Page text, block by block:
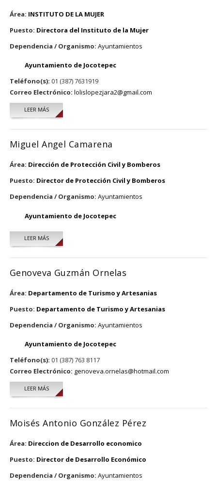
Área: INSTITUTO DE LA MUJER
Puesto: Directora del Instituto de la Mujer
Dependencia / Organismo: Ayuntamientos
Ayuntamiento de Jocotepec
Teléfono(s): 01 (387) 7631919
Correo Electrónico: lolislopezjara2@gmail.com
LEER MÁSSOBRE MARÍA DOLORES LÓPEZ JARA
Miguel Angel Camarena
Área: Dirección de Protección Civil y Bomberos
Puesto: Director de Protección Civil y Bomberos
Dependencia / Organismo: Ayuntamientos
Ayuntamiento de Jocotepec
LEER MÁSSOBRE MIGUEL ANGEL CAMARENA
Genoveva Guzmán Ornelas
Área: Departamento de Turismo y Artesanias
Puesto: Departamento de Turismo y Artesanias
Dependencia / Organismo: Ayuntamientos
Ayuntamiento de Jocotepec
Teléfono(s): 01 (387) 763 8117
Correo Electrónico: genoveva.ornelas@hotmail.com
LEER MÁSSOBRE GENOVEVA GUZMÁN ORNELAS
Moisés Antonio González Pérez
Área: Direccion de Desarrollo economico
Puesto: Director de Desarrollo Económico
Dependencia / Organismo: Ayuntamientos